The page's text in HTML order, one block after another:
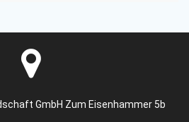
GmbH Zum Eisenhammer 5b